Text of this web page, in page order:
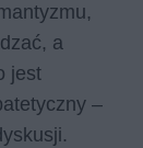
a
jest
–